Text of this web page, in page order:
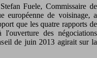
Fuele, Commissaire de
européenne de voisinage, a
que les quatre rapports de
l'ouverture des négociations
de juin 2013 agirait sur la